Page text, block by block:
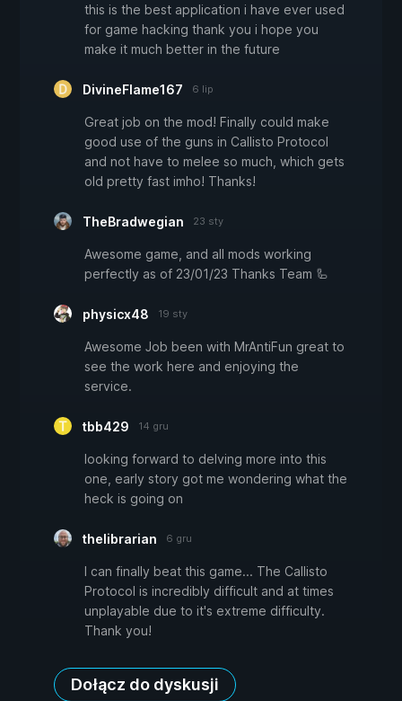
this is the best application i have ever used
for game hacking thank you i hope you
make it much better in the future
DivineFlame167 6 lip
Great job on the mod! Finally could make
good use of the guns in Callisto Protocol
and not have to melee so much, which gets
old pretty fast imho! Thanks!
TheBradwegian 23 sty
Awesome game, and all mods working
perfectly as of 23/01/23 Thanks Team 🦾
physicx48 19 sty
Awesome Job been with MrAntiFun great to
see the work here and enjoying the
service.
tbb429 14 gru
looking forward to delving more into this
one, early story got me wondering what the
heck is going on
thelibrarian 6 gru
I can finally beat this game... The Callisto
Protocol is incredibly difficult and at times
unplayable due to it's extreme difficulty.
Thank you!
Dołącz do dyskusji